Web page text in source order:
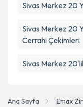
Ana Sayfa Emax
Sivas Merkez 20
Sivas Merkez 20
Cerrahi Çekimleri
Sivas Merkez